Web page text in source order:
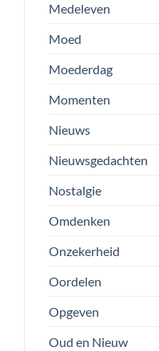
Medeleven
Moed
Moederdag
Momenten
Nieuws
Nieuwsgedachten
Nostalgie
Omdenken
Onzekerheid
Oordelen
Opgeven
Oud en Nieuw